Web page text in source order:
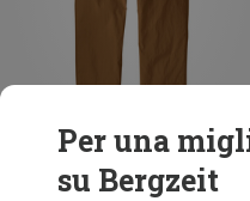
Risparmi 41%
Per una
su Bergzeit